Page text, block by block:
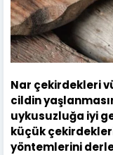
Nar çekirdekleri
cildin
uykusuzluğa iyi
küçük
yöntemlerini